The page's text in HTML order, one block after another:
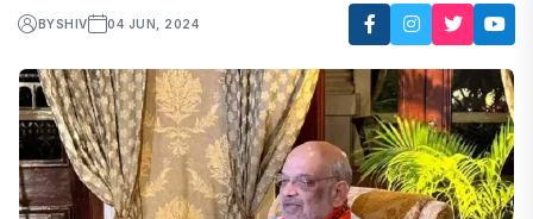
BYSHIV 04 JUN, 2024